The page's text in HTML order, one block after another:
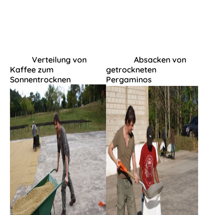
Verteilung von
Kaffee zum
Sonnentrocknen
Absacken von
getrockneten
Pergaminos